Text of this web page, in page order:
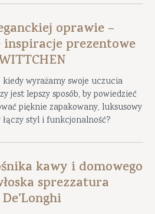
oprawie –
prezentowe
wyrażamy swoje uczucia
jest lepszy sposób, by powiedzieć
pięknie zapakowany, luksusowy
styl i funkcjonalność?
kawy i domowego
sprezzatura